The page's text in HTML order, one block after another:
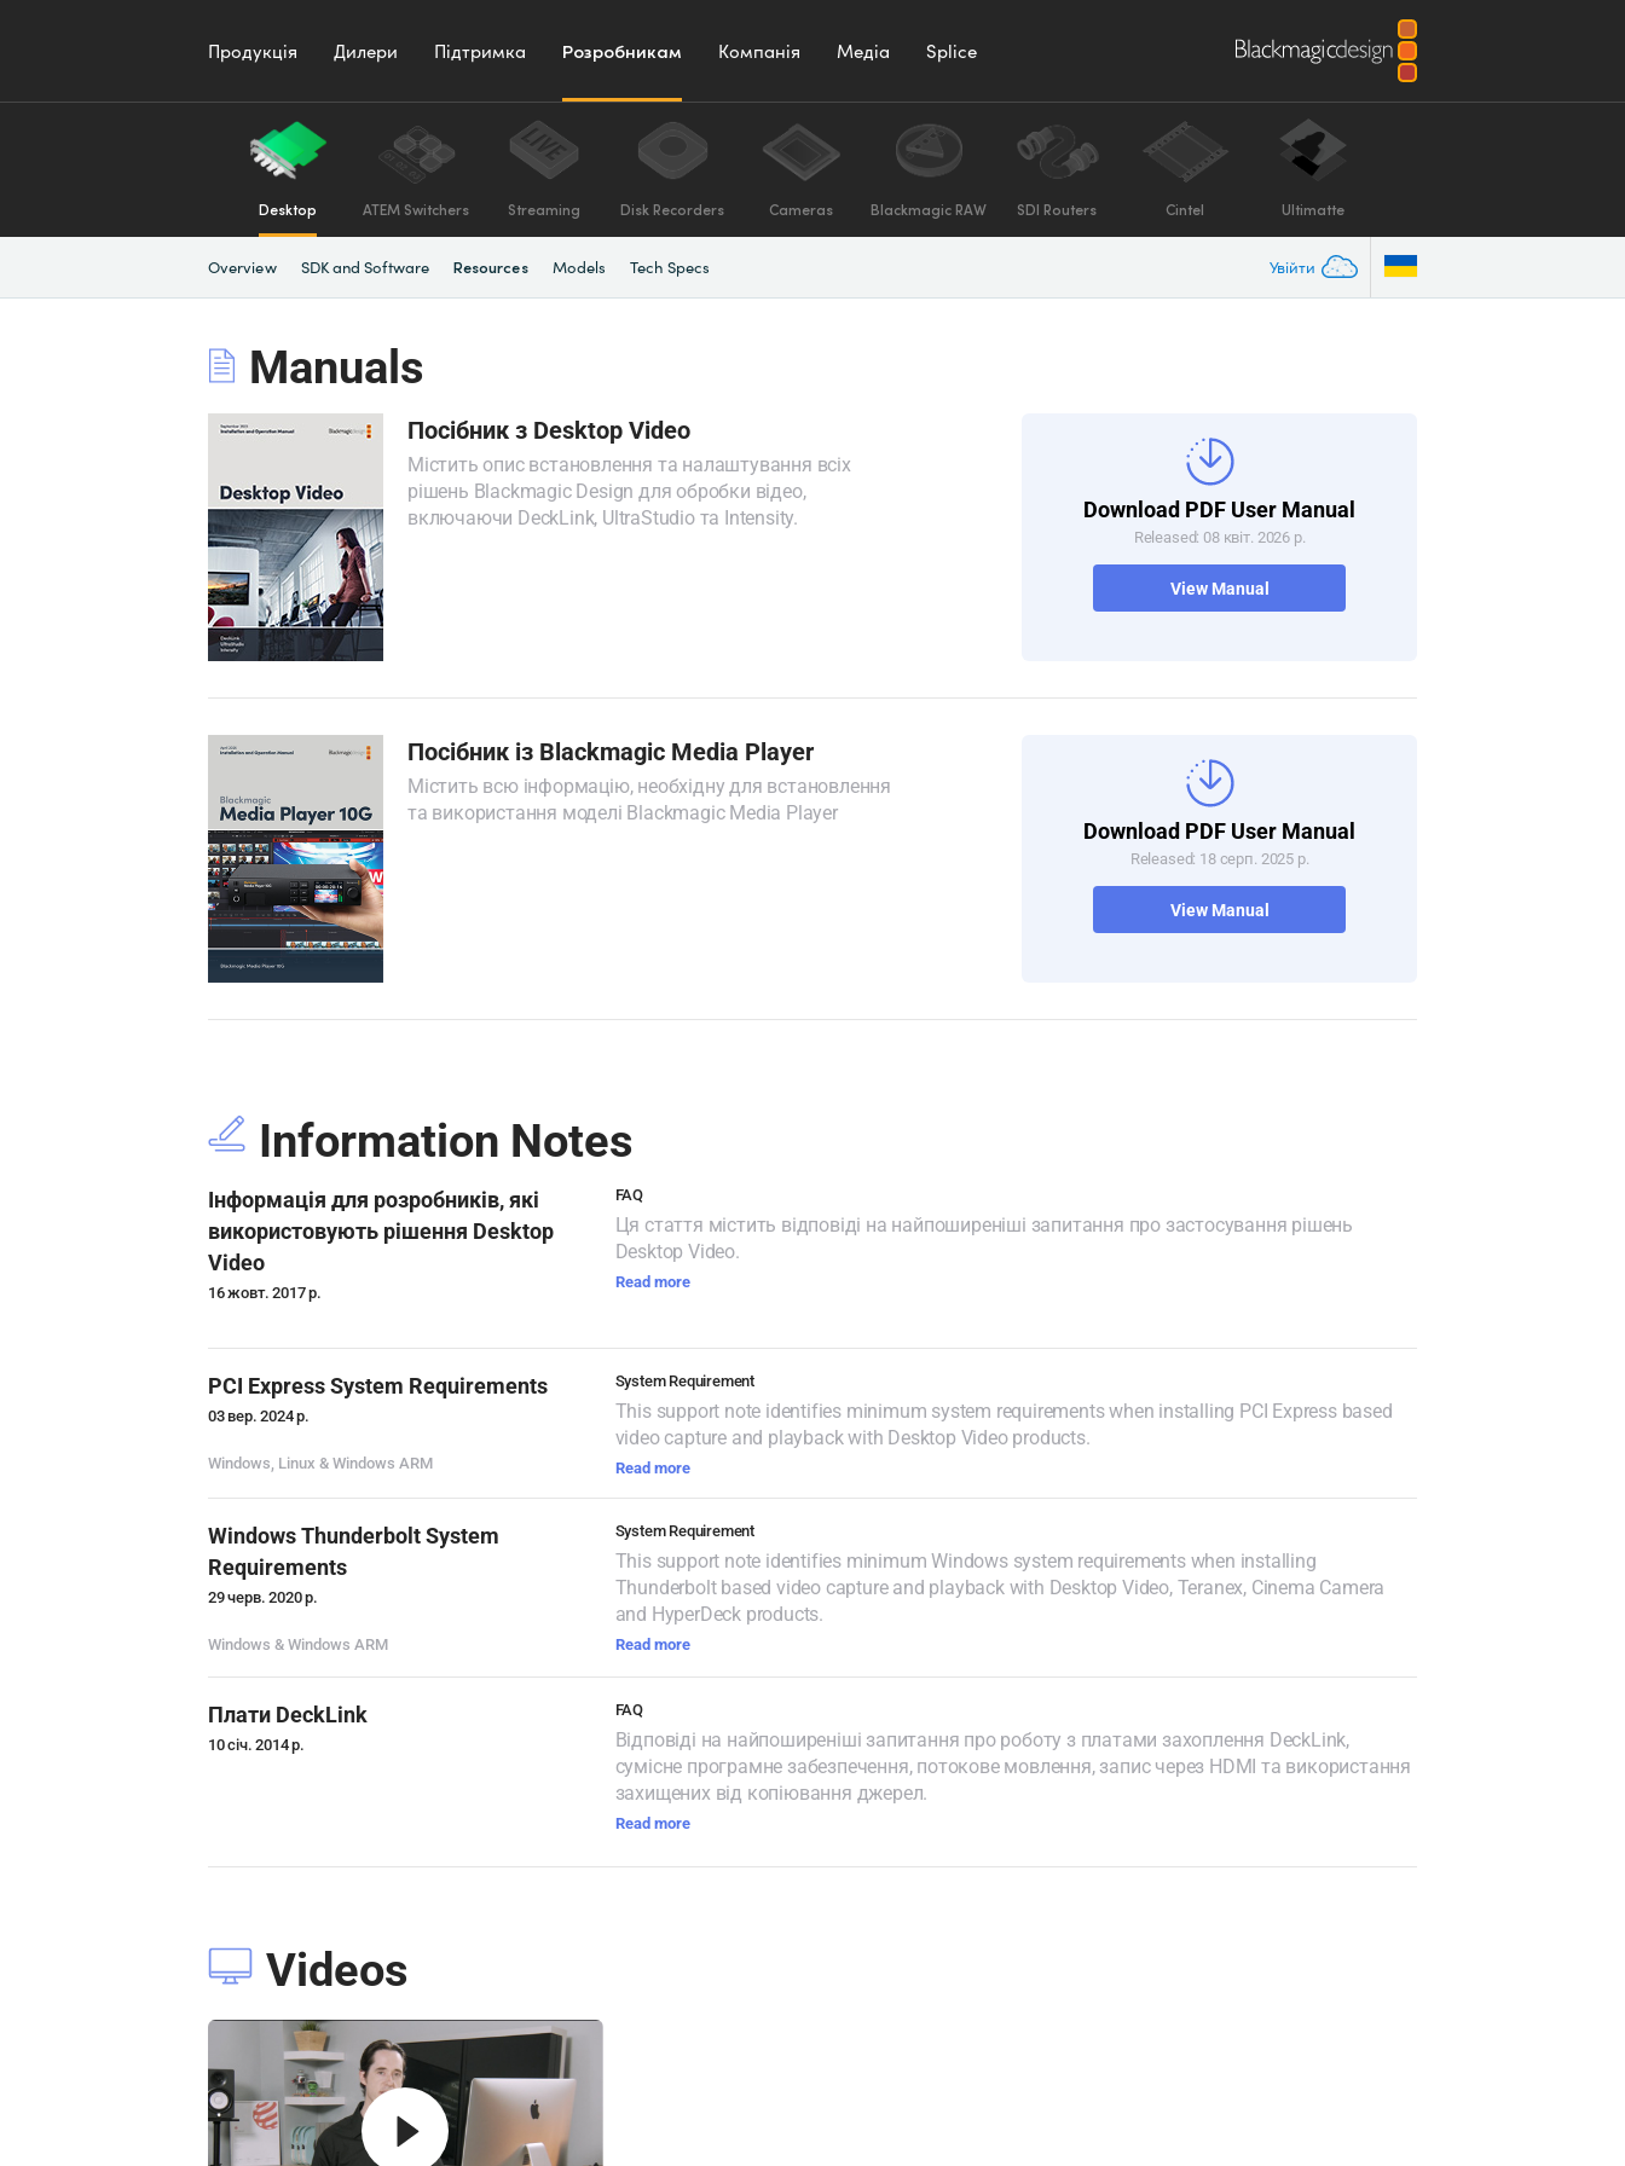
Продукція Дилери Підтримка Розробникам Компанія Медіа Splice
Desktop ATEM Switchers Streaming Disk Recorders Cameras Blackmagic RAW SDI Routers Cintel Ultimatte
Увійти
Overview SDK and Software Resources Models Tech Specs
Manuals
Посібник з Desktop Video
Містить опис встановлення та налаштування всіх
рішень Blackmagic Design для обробки відео,
включаючи DeckLink, UltraStudio та Intensity.
Download PDF User Manual
Released: 08 квіт. 2026 р.
View Manual
Посібник із Blackmagic Media Player
Містить всю інформацію, необхідну для встановлення
та використання моделі Blackmagic Media Player
Download PDF User Manual
Released: 18 серп. 2025 р.
View Manual
Information Notes
Інформація для розробників, які
використовують рішення Desktop
Video
16 жовт. 2017 р.
FAQ
Ця стаття містить відповіді на найпоширеніші запитання про застосування рішень
Desktop Video.
Read more
PCI Express System Requirements
03 вер. 2024 р.
Windows, Linux & Windows ARM
System Requirement
This support note identifies minimum system requirements when installing PCI Express based
video capture and playback with Desktop Video products.
Read more
Windows Thunderbolt System
Requirements
29 черв. 2020 р.
Windows & Windows ARM
System Requirement
This support note identifies minimum Windows system requirements when installing
Thunderbolt based video capture and playback with Desktop Video, Teranex, Cinema Camera
and HyperDeck products.
Read more
Плати DeckLink
10 січ. 2014 р.
FAQ
Відповіді на найпоширеніші запитання про роботу з платами захоплення DeckLink,
сумісне програмне забезпечення, потокове мовлення, запис через HDMI та використання
захищених від копіювання джерел.
Read more
Videos